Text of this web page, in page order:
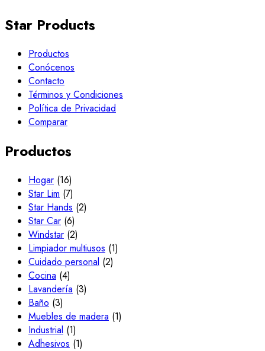
Star Products
Productos
Conócenos
Contacto
Términos y Condiciones
Política de Privacidad
Comparar
Productos
Hogar (16)
Star Lim (7)
Star Hands (2)
Star Car (6)
Windstar (2)
Limpiador multiusos (1)
Cuidado personal (2)
Cocina (4)
Lavandería (3)
Baño (3)
Muebles de madera (1)
Industrial (1)
Adhesivos (1)